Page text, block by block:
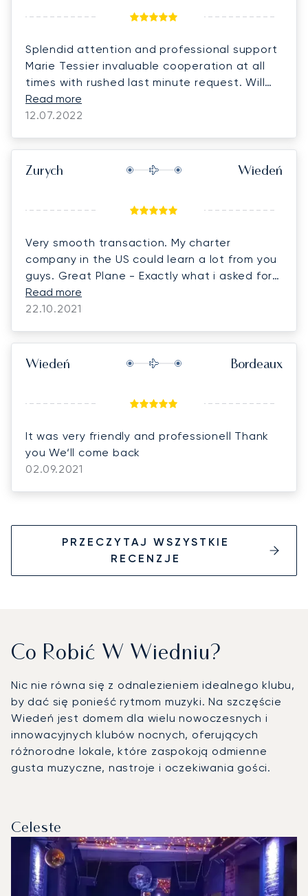
Splendid attention and professional support
Marie Tessier invaluable cooperation at all
times with rushed last minute request. Will
definitely work with Lunajets next time.
Read more
12.07.2022
Zurych Wiedeń
Very smooth transaction. My charter
company in the US could learn a lot from you
guys. Great Plane - Exactly what i asked for
and at a very fair price. Excellent and very
professional crew.
Read more
22.10.2021
Wiedeń Bordeaux
It was very friendly and professionell Thank
you We‘ll come back
02.09.2021
PRZECZYTAJ WSZYSTKIE
RECENZJE
Co Robić W Wiedniu?
Nic nie równa się z odnalezieniem idealnego klubu,
by dać się ponieść rytmom muzyki. Na szczęście
Wiedeń jest domem dla wielu nowoczesnych i
innowacyjnych klubów nocnych, oferujących
różnorodne lokale, które zaspokoją odmienne
gusta muzyczne, nastroje i oczekiwania gości.
Celeste